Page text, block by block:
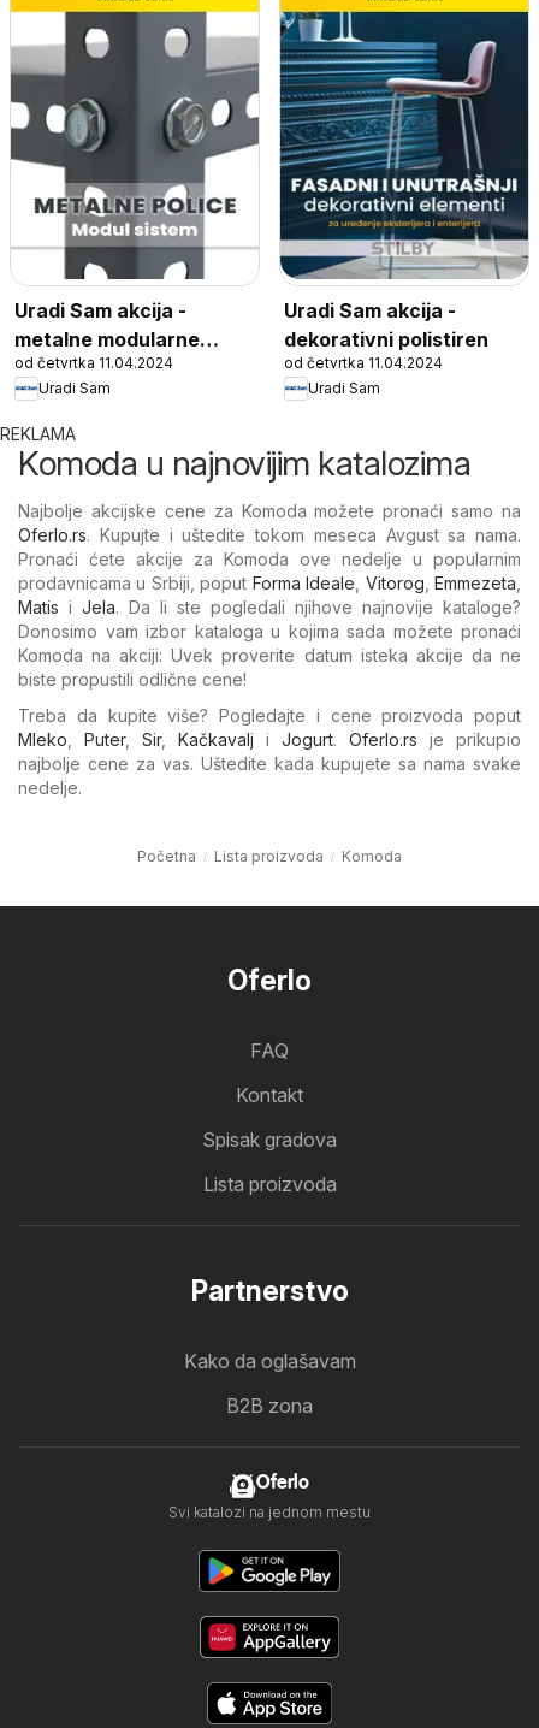
Uradi Sam akcija -
metalne modularne
police
od četvrtka 11.04.2024
Uradi Sam
Uradi Sam akcija -
dekorativni polistiren
od četvrtka 11.04.2024
Uradi Sam
REKLAMA
Komoda u najnovijim katalozima
Najbolje akcijske cene za Komoda možete pronaći samo na
Oferlo.rs. Kupujte i uštedite tokom meseca Avgust sa nama.
Pronaći ćete akcije za Komoda ove nedelje u popularnim
prodavnicama u Srbiji, poput Forma Ideale Vitorog ,Emmezeta
Matis i Jela. Da li ste pogledali njihove najnovije kataloge?
Donosimo vam izbor kataloga u kojima sada možete pronaći
Komoda na akciji: Uvek proverite datum isteka akcije da ne
biste propustili odlične cene!
Treba da kupite više? Pogledajte i cene proizvoda poput
Mleko
Puter, Sir, Kačkavalj i Jogurt. Oferlo.rs je prikupio
najbolje cene za vas. Uštedite kada kupujete sa nama svake
nedelje.
Početna Lista proizvoda Komoda
Oferlo
FAQ
Kontakt
Spisak gradova
Lista proizvoda
Partnerstvo
Kako da oglašavam
B2B zona
Oferlo
Svi katalozi na jednom mestu